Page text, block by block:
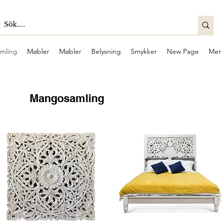
Møbler Møbler Belysning Smykker New Page Mer
Mangosamling